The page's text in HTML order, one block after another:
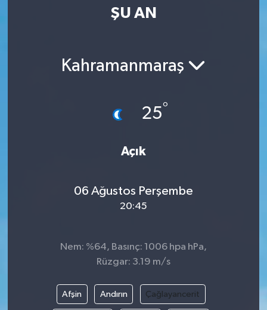
ŞU AN
Kahramanmaraş
25°
Açık
06 Ağustos Perşembe
20:45
Nem: %64, Basınç: 1006 hpa hPa,
Rüzgar: 3.19 m/s
Afşin Andırın Çağlayancerit
Haber Arşivi